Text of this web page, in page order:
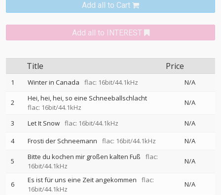
Add all to Cart
Add all to INTEREST
Title Price
1 Winter in Canada flac: 16bit/44.1kHz N/A
2
Hei, hei, hei, so eine Schneeballschlacht
flac: 16bit/44.1kHz
N/A
3 Let It Snow flac: 16bit/44.1kHz
N/A
4
Frosti der Schneemann flac: 16bit/44.1kHz N/A
5 Bitte du kochen mir großen kalten Fuß
flac:
16bit/44.1kHz
N/A
6 Es ist für uns eine Zeit angekommen
flac:
16bit/44.1kHz
N/A